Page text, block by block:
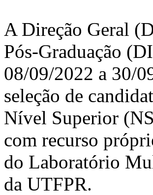
A Direção Geral
Pós-Graduação
08/09/2022 a 30/
seleção de
Nível Superior
com recurso
do Laboratório
da UTFPR.